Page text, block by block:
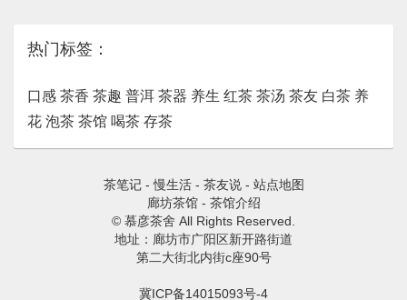
热门标签：
口感 茶香 茶趣 普洱 茶器 养生 红茶 茶汤 茶友 白茶 养
花 泡茶 茶馆 喝茶 存茶
茶笔记-慢生活- 茶友说- 站点地图
廊坊茶馆- 茶馆介绍
© 慕彦茶舍 All Rights Reserved.
地址：廊坊市广阳区新开路街道
第二大街北内街c座90号
冀ICP备14015093号-4